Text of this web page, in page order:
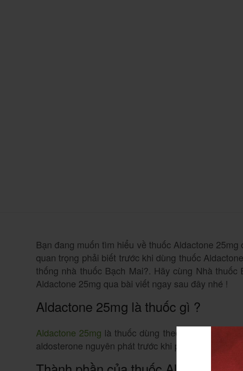
Bạn đang muốn tìm hiểu về thuốc Aldactone
quan trọng phải biết trước khi dùng thuốc
thống nhà thuốc Bạch Mai?. Hãy cùng Nhà
Aldactone 25mg qua bài viết ngay sau đây nhé !
Aldactone 25mg là thuốc gì ?
Aldactone 25mg là thuốc dùng theo đơn, được chỉ
aldosterone nguyên phát trước khi phẫu thuật, suy